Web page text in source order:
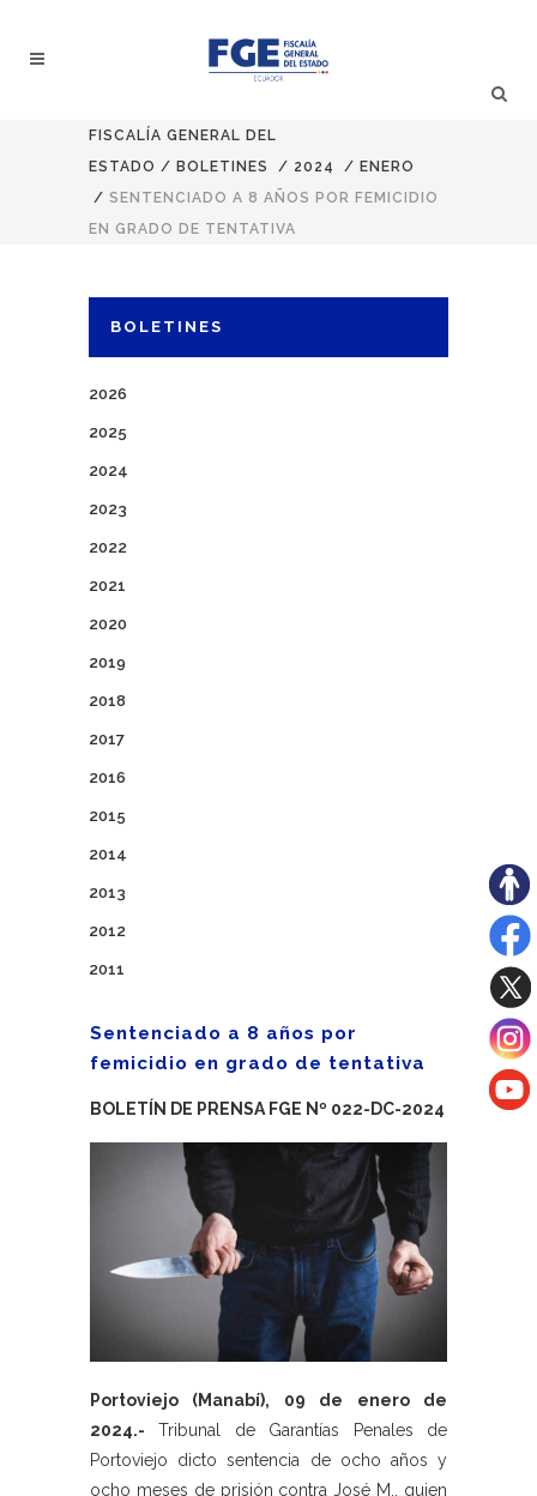
FISCALÍA GENERAL DEL
ESTADO / BOLETINES / 2024 / ENERO
/ SENTENCIADO A 8 AÑOS POR FEMICIDIO
EN GRADO DE TENTATIVA
BOLETINES
2026
2025
2024
2023
2022
2021
2020
2019
2018
2017
2016
2015
2014
2013
2012
2011
Sentenciado a 8 años por
femicidio en grado de tentativa
BOLETÍN DE PRENSA FGE Nº 022-DC-2024
Portoviejo (Manabí), 09 de enero de
2024.- Tribunal de Garantías Penales de
Portoviejo dicto sentencia de ocho años y
ocho meses de prisión contra José M., quien